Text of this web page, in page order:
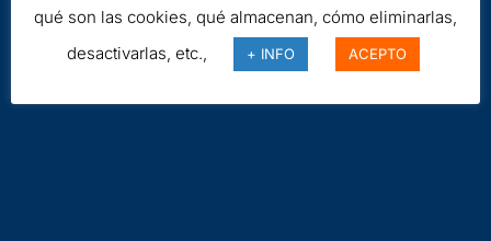
qué son las cookies, qué almacenan, cómo eliminarlas,
desactivarlas, etc.,
+ INFO ACEPTO